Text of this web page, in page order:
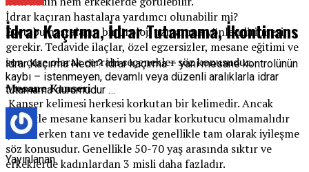
İdrar kaçıran hastalara yardımcı olunabilir mi?
Evet, bu hastaların bir üroloji uzmanına yönlendirilmesi
gerekir. Tedavide ilaçlar, özel egzersizler, mesane eğitimi ve
son çare olarak cerrahi seçenekler söz konusudur.
Mesane Kanseri
Kanser kelimesi herkesi korkutan bir kelimedir. Ancak
özellikle mesane kanseri bu kadar korkutucu olmamalıdır
çünkü erken tanı ve tedavide genellikle tam olarak iyileşme
söz konusudur. Genellikle 50-70 yaş arasında sıktır ve
erkeklerde kadınlardan 3 misli daha fazladır.
İdrar Kaçırma, İdrar Tutamama, İkontinans
İdrar Kaçırma Nedir? İdrar kaçırma – yani mesane kontrolünün
kaybı – istenmeyen, devamlı veya düzenli aralıklarla idrar
tutamama durumudur …
Yayınlanan